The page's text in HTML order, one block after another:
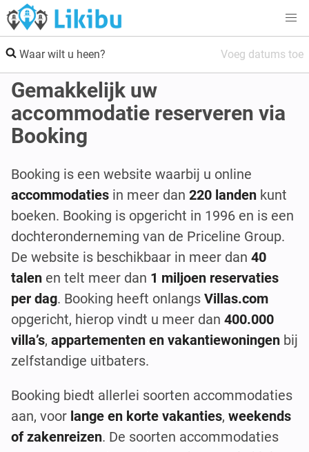
Waar wilt u heen? Voeg datums toe
Gemakkelijk uw
accommodatie reserveren via
Booking
Booking is een website waarbij u online
accommodaties in meer dan 220 landen kunt
boeken. Booking is opgericht in 1996 en is een
dochteronderneming van de Priceline Group.
De website is beschikbaar in meer dan 40
talen en telt meer dan 1 miljoen reservaties
per dag. Booking heeft onlangs Villas.com
opgericht, hierop vindt u meer dan 400.000
villa’s, appartementen en vakantiewoningen bij
zelfstandige uitbaters.
Booking biedt allerlei soorten accommodaties
aan, voor lange en korte vakanties, weekends
of zakenreizen. De soorten accommodaties